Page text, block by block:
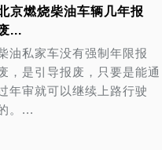
车或2.0升及以下排量燃油乘
车，给予一次性定额补贴。
其中，对报废上述两类旧车并
购买新能源乘用车的，补贴1万
;对报废国三及以下排放标准
燃油乘用车并购买2.0升及以下
京燃烧柴油车辆几年报
...
油私家车没有强制年限报
，是引导报废，只要是能通
年审就可以继续上路行驶
。...